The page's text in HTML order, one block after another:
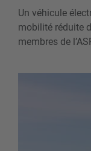
Un véhicule
mobilité réduite
membres de